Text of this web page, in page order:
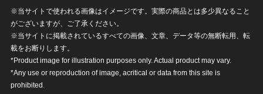
※当サイトで使われる画像はイメージです。実際の商品とは多少異なること
がございますが、ご了承ください。
※当サイトに掲載されているすべての画像、文章、データ等の無断転用、転
載をお断りします。
*Product image for illustration purposes only. Actual product may vary.
*Any use or reproduction of image, acritical or data from this site is
prohibited.